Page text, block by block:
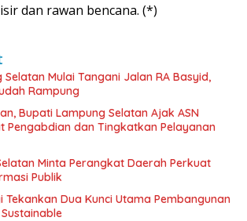
dan rawan bencana. (*)
Mulai Tangani Jalan RA Basyid,
Rampung
Bupati Lampung Selatan Ajak ASN
Pengabdian dan Tingkatkan Pelayanan
Minta Perangkat Daerah Perkuat
Publik
Tekankan Dua Kunci Utama Pembangunan